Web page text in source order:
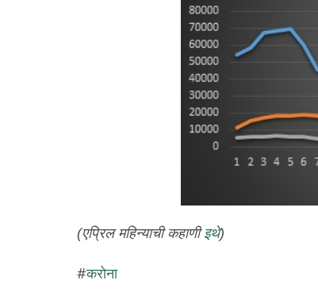
(एप्रिल महिन्याची कहाणीइथे)
करोना